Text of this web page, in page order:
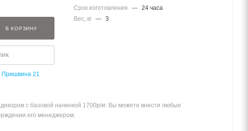
В КОРЗИНУ
Пришвина 21
Срок изготовления
— 24 часа
Вес, кг — 3
с базовой начинкой 1700р/кг. Вы можете внести любые
его менеджером.